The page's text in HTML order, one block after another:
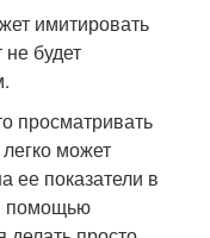
имитировать
будет
просматривать
может
ее показатели в
помощью